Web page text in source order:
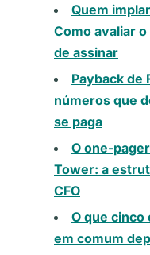
Quem
Como avaliar
de assinar
Payback de
números que
se paga
O one-
Tower: a
CFO
O que
em comum